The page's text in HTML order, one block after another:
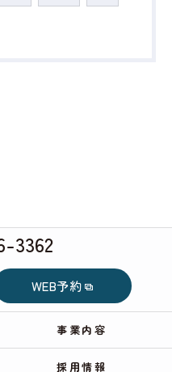
3362
WEB予約
事業内容
採用情報